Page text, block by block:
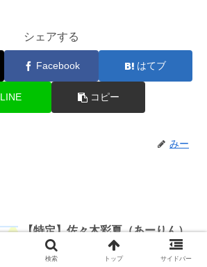
シェアする
Facebook はてブ
LINE コピー
みー
【特定】佐々木彩夏（あーりん）
結婚相手(旦那)は誰？妊娠して
検索 トップ サイドバー